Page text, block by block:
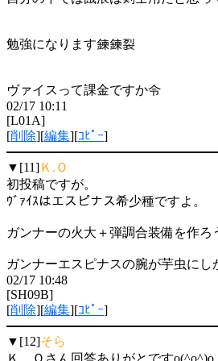
勉強になります鍊鍊裂
ヴァイスって課金ですか令
02/17 10:11
[L01A]
[削除][編集][ｺﾋﾟｰ]
▼[11]Ｋ.Ｏ
初投稿ですが。
ｳﾞｧｲｽはエスピナス希少種ですよ。
ガンナーの火大＋弾調合装備を作ろ
ガンナーエスピナスの腕が芋虫にし
02/17 10:48
[SH09B]
[削除][編集][ｺﾋﾟｰ]
▼[12]そら
Ｋ．Ｏさん回答ありがとですo(^o^)o